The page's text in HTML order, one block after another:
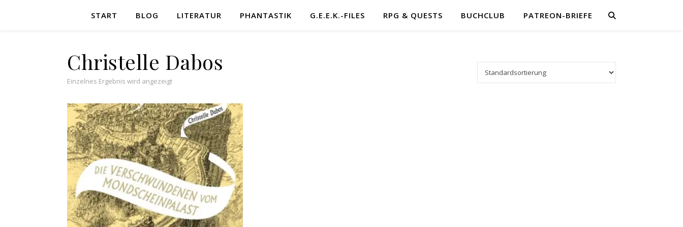
START BLOG LITERATUR PHANTASTIK G.E.E.K.-FILES RPG & QUESTS BUCHCLUB PATREON-BRIEFE
Christelle Dabos
Einzelnes Ergebnis wird angezeigt